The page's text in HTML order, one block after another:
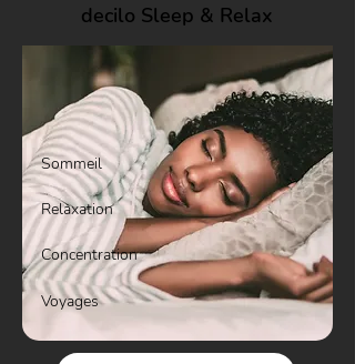
decilo Sleep & Relax
Sommeil
Relaxation
Concentration
Voyages